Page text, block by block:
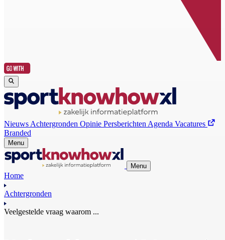
Nieuws Achtergronden Opinie Persberichten Agenda Vacatures
Branded
Menu
Menu
Home
Achtergronden
Veelgestelde vraag waarom ...